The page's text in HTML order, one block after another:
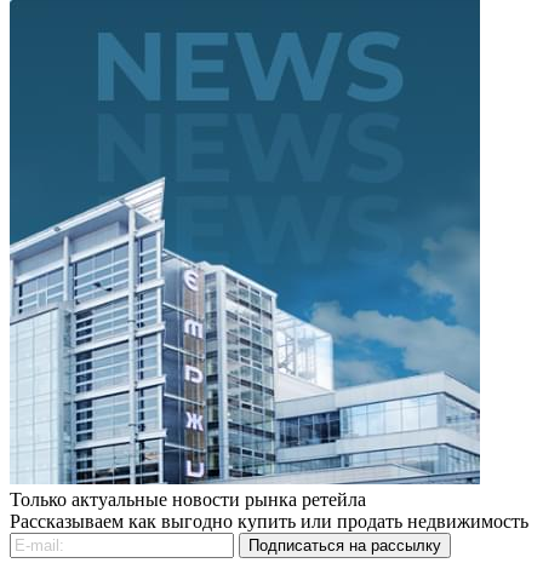
Только актуальные новости рынка ретейла
Рассказываем как выгодно купить или продать недвижимость